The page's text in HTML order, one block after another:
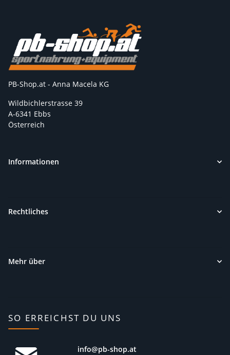
PB-Shop.at - Anna Macela KG
Wildbichlerstrasse 39
A-6341 Ebbs
Österreich
Informationen
Rechtliches
Mehr über
SO ERREICHST DU UNS
info@pb-shop.at